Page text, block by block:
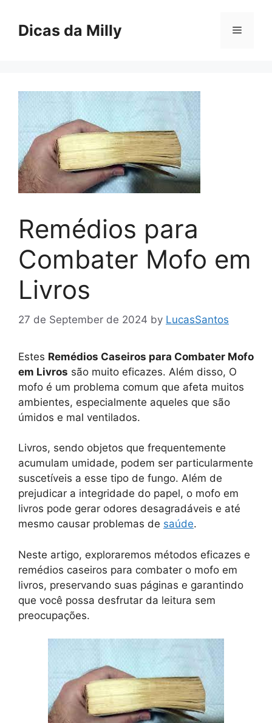
contentDicas da Milly Menu
Remédios para
Combater Mofo em
Livros
27 de September de 2024 by LucasSantos
Estes Remédios Caseiros para Combater Mofo
em Livros são muito eficazes. Além disso, O
mofo é um problema comum que afeta muitos
ambientes, especialmente aqueles que são
úmidos e mal ventilados.
Livros, sendo objetos que frequentemente
acumulam umidade, podem ser particularmente
suscetíveis a esse tipo de fungo. Além de
prejudicar a integridade do papel, o mofo em
livros pode gerar odores desagradáveis e até
mesmo causar problemas de saúde.
Neste artigo, exploraremos métodos eficazes e
remédios caseiros para combater o mofo em
livros, preservando suas páginas e garantindo
que você possa desfrutar da leitura sem
preocupações.